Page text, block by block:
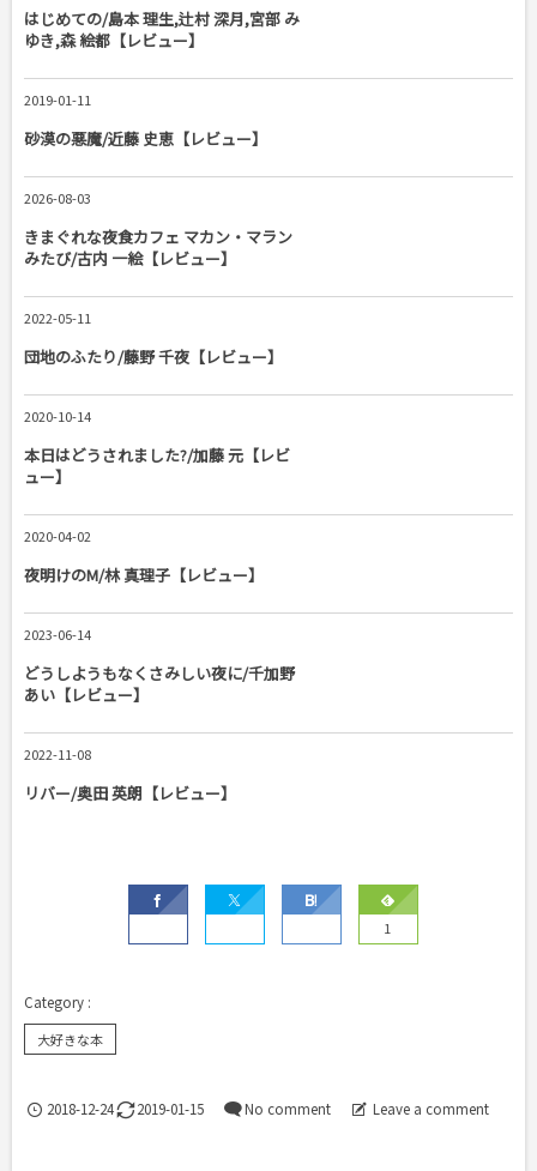
はじめての/島本 理生,辻村 深月,宮部 み
ゆき,森 絵都【レビュー】
2019-01-11
砂漠の悪魔/近藤 史恵【レビュー】
2026-08-03
きまぐれな夜食カフェ マカン・マラン
みたび/古内 一絵【レビュー】
2022-05-11
団地のふたり/藤野 千夜【レビュー】
2020-10-14
本日はどうされました?/加藤 元【レビ
ュー】
2020-04-02
夜明けのM/林 真理子【レビュー】
2023-06-14
どうしようもなくさみしい夜に/千加野
あい【レビュー】
2022-11-08
リバー/奥田 英朗【レビュー】
1
大好きな本
2018-12-24 2019-01-15 No comment Leave a comment